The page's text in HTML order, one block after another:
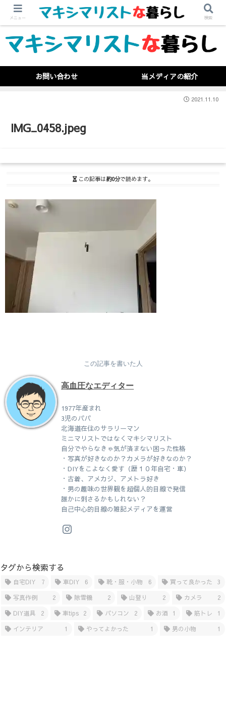
お問い合わせ 当メディアの紹介
IMG_0458.jpeg
2021.11.10
この記事は約0分で読めます。
この記事を書いた人
高血圧なエディター
1977年産まれ
3児のパパ
北海道在住のサラリーマン
ミニマリストではなくマキシマリスト
自分でやらなきゃ気が済まない困った性格
・写真が好きなのか？カメラが好きなのか？
・DIYをこよなく愛す（歴１０年自宅・車）
・古着、アメカジ、アメトラ好き
・男の趣味の世界観を超個人的目線で発信
誰かに刺さるかもしれない？
自己中心的目線の雑記メディアを運営
タグから検索する
自宅DIY 7 車DIY 6 靴・服・小物 6 買って良かった
3
写真作例
2 除雪機 2 山登り 2 カメラ
2
DIY道具
2 車tips 2 パソコン 2 お酒 1 筋トレ
1
インテリア
1 やってよかった 1 男の小物 1
メニュー 検索